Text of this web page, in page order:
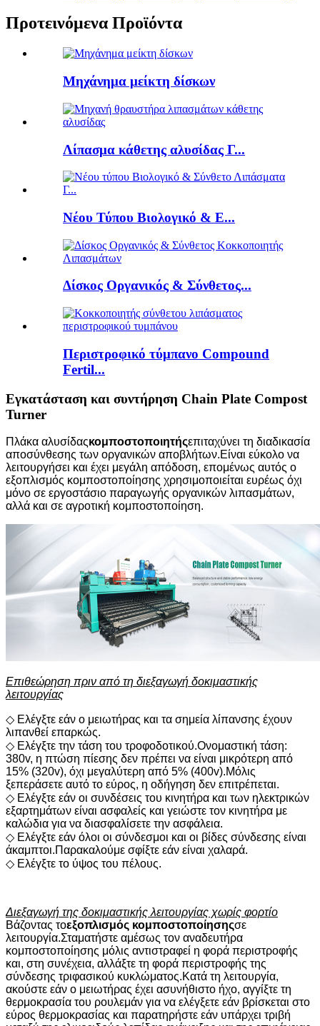
Προτεινόμενα Προϊόντα
Μηχάνημα μείκτη δίσκων
Λίπασμα κάθετης αλυσίδας Γ...
Νέου Τύπου Βιολογικό & Ε...
Δίσκος Οργανικός & Σύνθετος...
Περιστροφικό τύμπανο Compound
Fertil...
Εγκατάσταση και συντήρηση Chain Plate Compost
Turner
Πλάκα αλυσίδαςκομποστοποιητήςεπιταχύνει τη διαδικασία
αποσύνθεσης των οργανικών αποβλήτων.Είναι εύκολο να
λειτουργήσει και έχει μεγάλη απόδοση, επομένως αυτός ο
εξοπλισμός κομποστοποίησης χρησιμοποιείται ευρέως όχι
μόνο σε εργοστάσιο παραγωγής οργανικών λιπασμάτων,
αλλά και σε αγροτική κομποστοποίηση.
Επιθεώρηση πριν από τη διεξαγωγή δοκιμαστικής
λειτουργίας
◇ Ελέγξτε εάν ο μειωτήρας και τα σημεία λίπανσης έχουν
λιπανθεί επαρκώς.
◇ Ελέγξτε την τάση του τροφοδοτικού.Ονομαστική τάση:
380v, η πτώση πίεσης δεν πρέπει να είναι μικρότερη από
15% (320v), όχι μεγαλύτερη από 5% (400v).Μόλις
ξεπεράσετε αυτό το εύρος, η οδήγηση δεν επιτρέπεται.
◇ Ελέγξτε εάν οι συνδέσεις του κινητήρα και των ηλεκτρικών
εξαρτημάτων είναι ασφαλείς και γειώστε τον κινητήρα με
καλώδια για να διασφαλίσετε την ασφάλεια.
◇ Ελέγξτε εάν όλοι οι σύνδεσμοι και οι βίδες σύνδεσης είναι
άκαμπτοι.Παρακαλούμε σφίξτε εάν είναι χαλαρά.
◇ Ελέγξτε το ύψος του πέλους.
Διεξαγωγή της δοκιμαστικής λειτουργίας χωρίς φορτίο
Βάζοντας τοεξοπλισμός κομποστοποίησηςσε
λειτουργία.Σταματήστε αμέσως τον αναδευτήρα
κομποστοποίησης μόλις αντιστραφεί η φορά περιστροφής
και, στη συνέχεια, αλλάξτε τη φορά περιστροφής της
σύνδεσης τριφασικού κυκλώματος.Κατά τη λειτουργία,
ακούστε εάν ο μειωτήρας έχει ασυνήθιστο ήχο, αγγίξτε τη
θερμοκρασία του ρουλεμάν για να ελέγξετε εάν βρίσκεται στο
εύρος θερμοκρασίας και παρατηρήστε εάν υπάρχει τριβή